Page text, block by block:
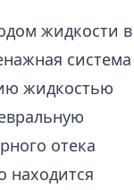
жидкости в
система
жидкостью
отека
находится